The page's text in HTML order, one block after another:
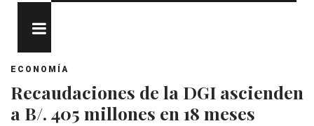
ECONOMÍA
Recaudaciones de la DGI ascienden
a B/. 405 millones en 18 meses